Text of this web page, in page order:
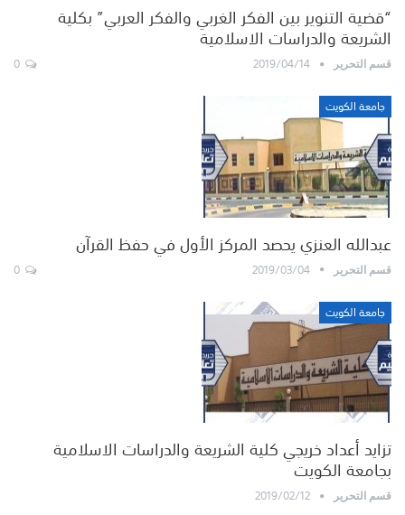
“قضية التنوير بين الفكر الغربي والفكر العربي” بكلية
الشريعة والدراسات الاسلامية
قسم التحرير 2019/04/14
جامعة الكويت
عبدالله العنزي يحصد المركز الأول في حفظ القرآن
قسم التحرير 2019/03/04
جامعة الكويت
تزايد أعداد خريجي كلية الشريعة والدراسات الاسلامية
بجامعة الكويت
قسم التحرير
2019/02/12